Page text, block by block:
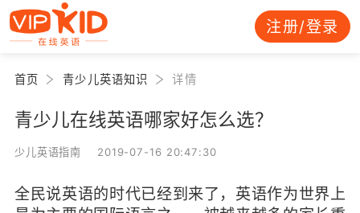
注册/登录
首页 青少儿英语知识 详情
青少儿在线英语哪家好怎么选？
少儿英语指南 2019-07-16 20:47:30
全民说英语的时代已经到来了，英语作为世界上